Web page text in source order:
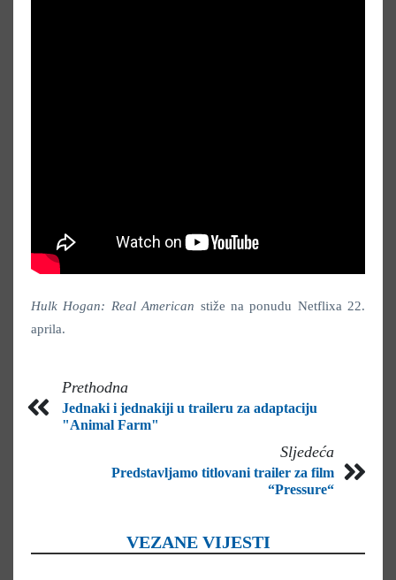
Hulk Hogan: Real American stiže na ponudu Netflixa 22.
aprila.
Prethodna
Jednaki i jednakiji u traileru za adaptaciju
"Animal Farm"
Sljedeća
Predstavljamo titlovani trailer za film
“Pressure“
VEZANE VIJESTI